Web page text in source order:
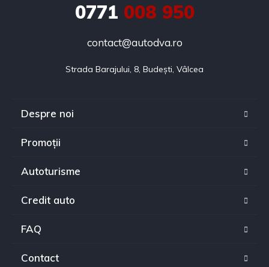
0771 008 950
contact@autodva.ro
Strada Barajului, 8, Budești, Vâlcea
Despre noi
Promoții
Autoturisme
Credit auto
FAQ
Contact